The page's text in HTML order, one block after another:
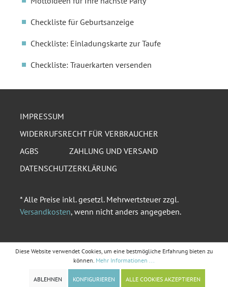
Checkliste für Geburtsanzeige
Checkliste: Einladungskarte zur Taufe
Checkliste: Trauerkarten versenden
IMPRESSUM
WIDERRUFSRECHT FÜR VERBRAUCHER
AGBS
ZAHLUNG UND VERSAND
DATENSCHUTZERKLÄRUNG
* Alle Preise inkl. gesetzl. Mehrwertsteuer zzgl.
Versandkosten, wenn nicht anders angegeben.
Diese Website verwendet Cookies, um eine bestmögliche Erfahrung bieten zu
können. Mehr Informationen ...
ABLEHNEN KONFIGURIEREN ALLE COOKIES AKZEPTIEREN